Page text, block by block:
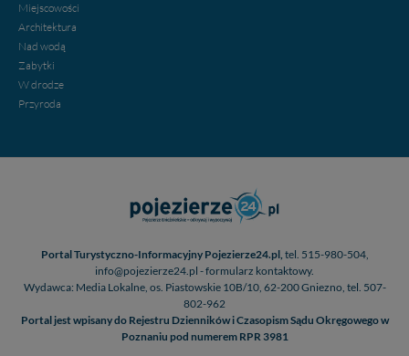
Miejscowości
Architektura
Nad wodą
Zabytki
W drodze
Przyroda
Portal Turystyczno-Informacyjny Pojezierze24.pl, tel. 515-980-504,
info@pojezierze24.pl - formularz kontaktowy.
Wydawca: Media Lokalne, os. Piastowskie 10B/10, 62-200 Gniezno, tel. 507-
802-962
Portal jest wpisany do Rejestru Dzienników i Czasopism Sądu Okręgowego w
Poznaniu pod numerem RPR 3981